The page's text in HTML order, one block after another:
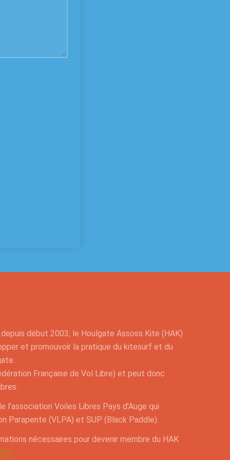
début 2003, le Houlgate Assoss Kite (HAK)
et promouvoir la pratique du kitesurf et du
Française de Vol Libre) et peut donc
Voiles Libres Pays d’Auge qui
Parapente (VLPA) et SUP (Black Paddle).
nécessaires pour devenir membre du HAK